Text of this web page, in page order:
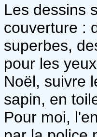
Les dessins
couverture :
superbes,
pour les
Noël, suivre
sapin, en
Pour moi,